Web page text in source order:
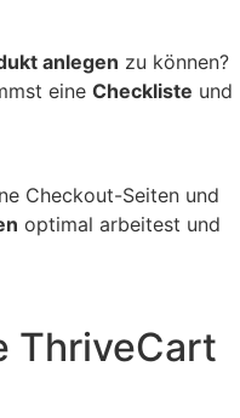
anlegen zu können?
eine Checkliste und
Checkout-Seiten und
optimal arbeitest und
ThriveCart